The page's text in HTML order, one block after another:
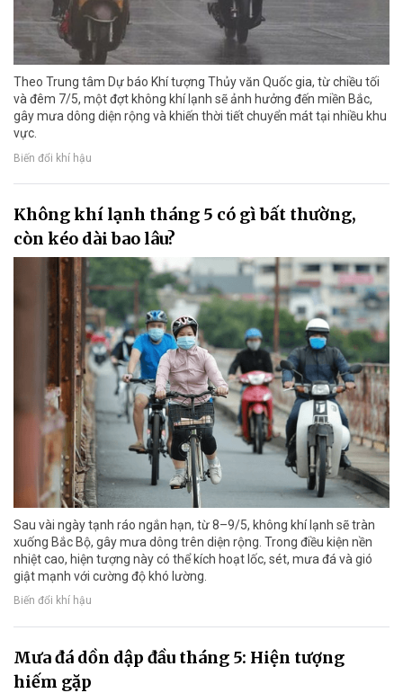
Theo Trung tâm Dự báo Khí tượng Thủy văn Quốc gia, từ chiều tối
và đêm 7/5, một đợt không khí lạnh sẽ ảnh hưởng đến miền Bắc,
gây mưa dông diện rộng và khiến thời tiết chuyển mát tại nhiều khu
vực.
Biến đổi khí hậu
Không khí lạnh tháng 5 có gì bất thường,
còn kéo dài bao lâu?
Sau vài ngày tạnh ráo ngắn hạn, từ 8–9/5, không khí lạnh sẽ tràn
xuống Bắc Bộ, gây mưa dông trên diện rộng. Trong điều kiện nền
nhiệt cao, hiện tượng này có thể kích hoạt lốc, sét, mưa đá và gió
giật mạnh với cường độ khó lường.
Biến đổi khí hậu
Mưa đá dồn dập đầu tháng 5: Hiện tượng
hiếm gặp